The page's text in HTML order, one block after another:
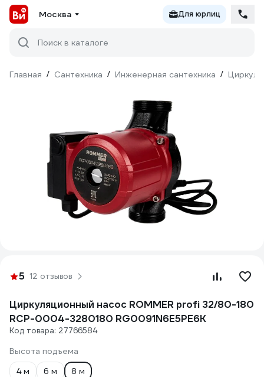
Москва Для юрлиц
Поиск в каталоге
Главная / Сантехника / Инженерная сантехника /
5 12 отзывов
Циркуляционный насос ROMMER profi 32/80-180
RCP-0004-3280180 RG0091N6E5PE6K
Код товара: 27766584
Высота подъема
4 м
6 м 8 м